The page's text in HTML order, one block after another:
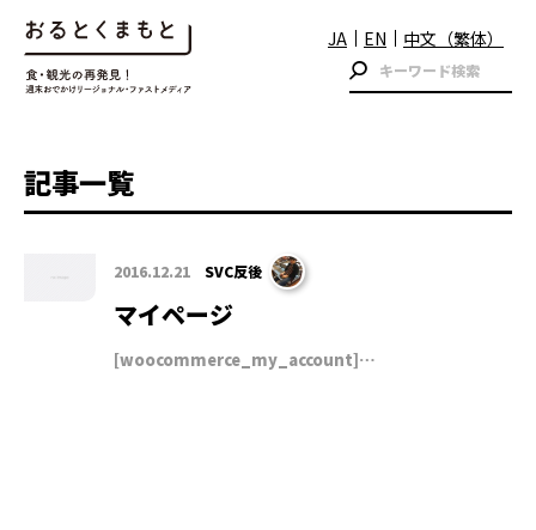
JA EN 中文（繁体）
記事一覧
2016.12.21 SVC反後
マイページ
[woocommerce_my_account]…